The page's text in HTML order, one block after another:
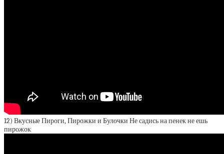
12) Вкусные Пироги, Пирожки и Булочки Не садись на пенек не ешь
пирожок